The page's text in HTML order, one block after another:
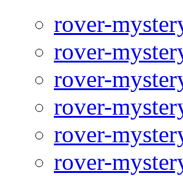
rover-
rover-
rover-
rover-
rover-
rover-